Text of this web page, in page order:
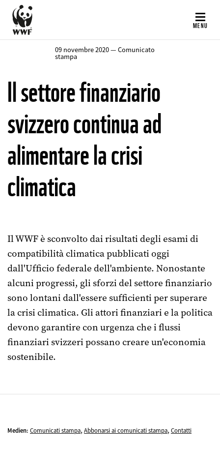
Salta
contenuto
principale
MENU
09 novembre 2020 — Comunicato
stampa
Il settore finanziario
svizzero continua ad
alimentare la crisi
climatica
Il WWF è sconvolto dai risultati degli esami di
compatibilità climatica pubblicati oggi
dall'Ufficio federale dell'ambiente. Nonostante
alcuni progressi, gli sforzi del settore finanziario
sono lontani dall'essere sufficienti per superare
la crisi climatica. Gli attori finanziari e la politica
devono garantire con urgenza che i flussi
finanziari svizzeri possano creare un'economia
sostenibile.
Medien: Comunicati stampa, Abbonarsi ai comunicati stampa, Contatti